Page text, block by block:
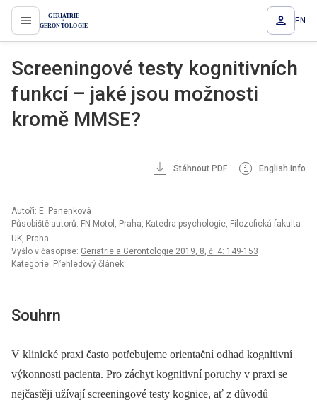
proLékaře.cz EN
Screeningové testy kognitivních
funkcí – jaké jsou možnosti
kromě MMSE?
Stáhnout PDF English info
Autoři: E. Panenková
Působiště autorů: FN Motol, Praha, Katedra psychologie, Filozofická fakulta
UK, Praha
Vyšlo v časopise: Geriatrie a Gerontologie 2019, 8, č. 4: 149-153
Kategorie: Přehledový článek
Souhrn
V klinické praxi často potřebujeme orientační odhad kognitivní
výkonnosti pacienta. Pro záchyt kognitivní poruchy v praxi se
nejčastěji užívají screeningové testy kognice, ať z důvodů